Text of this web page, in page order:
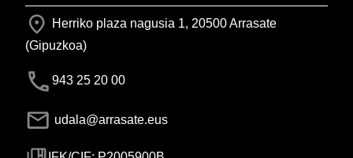
Herriko plaza nagusia 1, 20500 Arrasate
(Gipuzkoa)
943 25 20 00
udala@arrasate.eus